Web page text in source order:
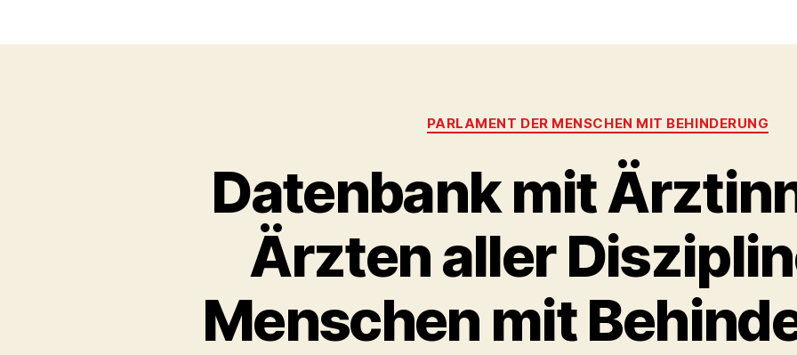
Kategorien
PARLAMENT DER MENSCHEN MIT BEHINDERUNG
Datenbank mit
Ärzten aller
Menschen mit